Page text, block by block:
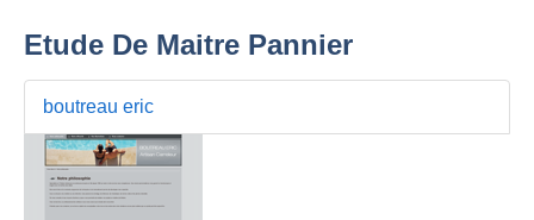
Etude De Maitre Pannier
boutreau eric